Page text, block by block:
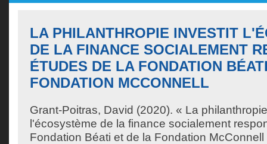
LA PHILANTHROPIE INVESTIT
DE LA FINANCE SOCIALEMENT
ÉTUDES DE LA FONDATION
FONDATION MCCONNELL
Grant-Poitras, David (2020). « La
l'écosystème de la finance socialement
Fondation Béati et de la Fondation